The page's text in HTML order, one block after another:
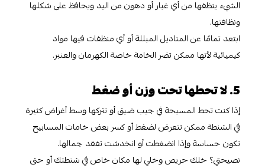
الشيء ينظفها من أي غبار أو دهون من اليد ويحافظ على شكلها
ونظافتها.
ابتعد تمامًا عن المناديل المبللة أو أي منظفات فيها مواد
كيميائية لأنها ممكن تضر الخامة خاصة الكهرمان والعنبر.
إذا كنت تحط المسبحة في جيب ضيق أو تتركها وسط أغراض كثيرة
في الشنطة ممكن تتعرض لضغط أو كسر بعض خامات المسابيح
تكون حساسة وإذا انضغطت أو انخدشت تفقد جمالها.
نصيحتي؟ خلك حريص وخلي لها مكان خاص في شنطتك أو حتى